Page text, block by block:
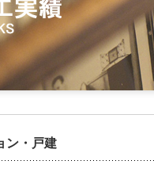
ン・戸建